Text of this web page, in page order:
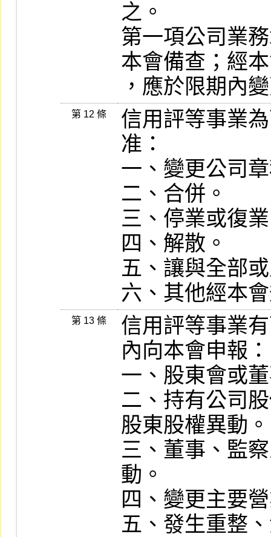
之。
第一項公司業
本會備查；經
，應於限期內
第 12 條
信用評等事業
准：
一、變更公司
二、合併。
三、停業或復
四、解散。
五、讓與全部
六、其他經本
第 13 條
信用評等事業
內向本會申報：
一、股東會或
二、持有公司
股東股權異動。
三、董事、監
動。
四、變更主要
五、發生重整